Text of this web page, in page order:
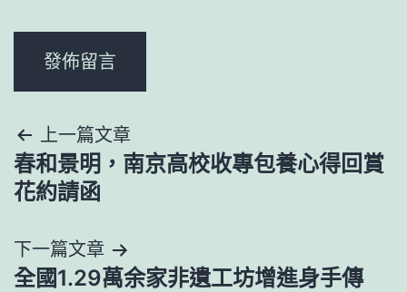
文
章
覽
上一篇文章
春和景明，南京高校收專包養心得回賞
花約請函
下一篇文章
全國1.29萬余家非遺工坊增進身手傳